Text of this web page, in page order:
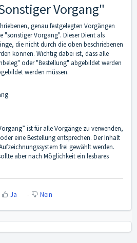
Vorgang"
genau festgelegten Vorgängen
"sonstiger Vorgang". Dieser Dient als
die nicht durch die oben beschriebenen
können. Wichtig dabei ist, dass alle
oder "Bestellung" abgebildet werden
werden müssen.
ist für alle Vorgänge zu verwenden,
eine Bestellung entsprechen. Der Inhalt
frei gewählt werden.
aber nach Möglichkeit ein lesbares
Ja Nein